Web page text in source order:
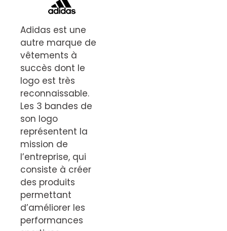
Adidas est une
autre marque de
vêtements à
succès dont le
logo est très
reconnaissable.
Les 3 bandes de
son logo
représentent la
mission de
l’entreprise, qui
consiste à créer
des produits
permettant
d’améliorer les
performances